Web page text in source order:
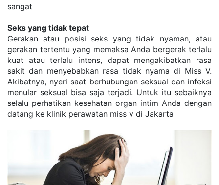
sangat
Seks yang tidak tepat
Gerakan atau posisi seks yang tidak nyaman, atau
gerakan tertentu yang memaksa Anda bergerak terlalu
kuat atau terlalu intens, dapat mengakibatkan rasa
sakit dan menyebabkan rasa tidak nyama di Miss V.
Akibatnya, nyeri saat berhubungan seksual dan infeksi
menular seksual bisa saja terjadi. Untuk itu sebaiknya
selalu perhatikan kesehatan organ intim Anda dengan
datang ke klinik perawatan miss v di Jakarta